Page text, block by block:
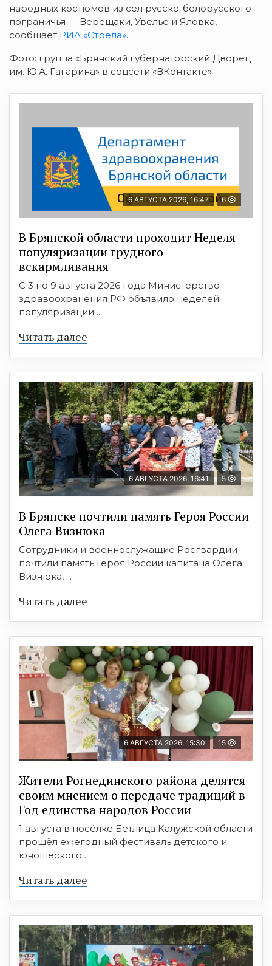
народных костюмов из сел русско-белорусского
пограничья — Верещаки, Увелье и Яловка,
сообщает РИА «Стрела».
Фото: группа «Брянский губернаторский Дворец
им. Ю.А. Гагарина» в соцсети «ВКонтакте»
6 АВГУСТА 2026, 16:47 6
В Брянской области проходит Неделя
популяризации грудного
вскармливания
С 3 по 9 августа 2026 года Министерство
здравоохранения РФ объявило неделей
популяризации ...
Читать далее
6 АВГУСТА 2026, 16:41 5
В Брянске почтили память Героя России
Олега Визнюка
Сотрудники и военнослужащие Росгвардии
почтили память Героя России капитана Олега
Визнюка, ...
Читать далее
6 АВГУСТА 2026, 15:30 15
Жители Рогнединского района делятся
своим мнением о передаче традиций в
Год единства народов России
1 августа в посёлке Бетлица Калужской области
прошёл ежегодный фестиваль детского и
юношеского ...
Читать далее